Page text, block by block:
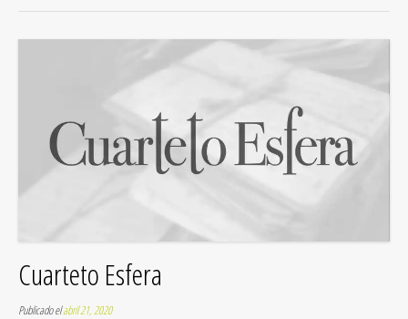
Cuarteto Esfera
Publicado elabril 21, 2020